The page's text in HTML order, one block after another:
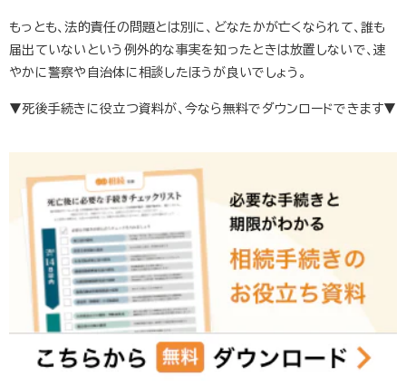
もっとも、法的責任の問題とは別に、どなたかが亡くなられて、誰も
届出ていないという例外的な事実を知ったときは放置しないで、速
やかに警察や自治体に相談したほうが良いでしょう。
▼死後手続きに役立つ資料が、今なら無料でダウンロードできます▼